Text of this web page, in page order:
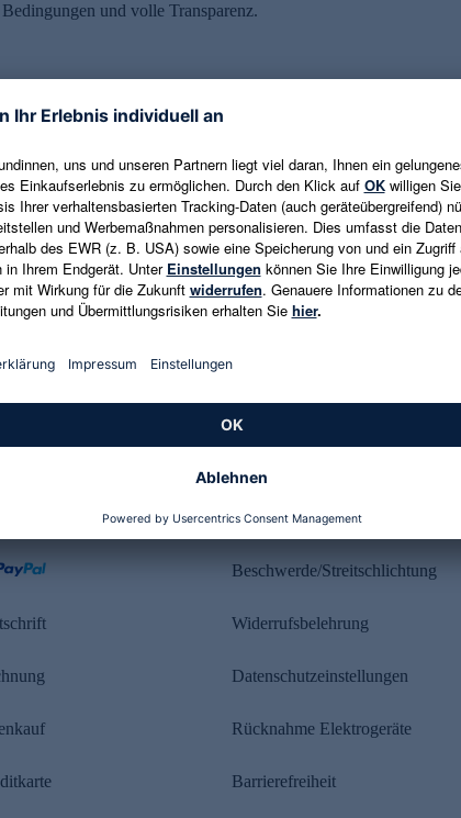
und volle Transparenz.
erhalten
und aktuelle Trends,
Als Dankeschön
Abmeldung ist jederzeit in
E-Mail-Adresse eingeben
Es gelten die Datenschutzrichtlinien
Rechtliches
Beschwerde/Streitschlichtung
Widerrufsbelehrung
Datenschutzeinstellungen
Rücknahme Elektrogeräte
Barrierefreiheit